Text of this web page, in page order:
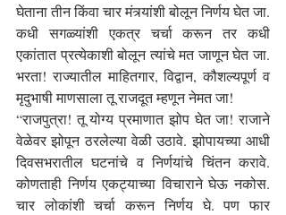
घेताना तीन किंवा चार मंत्र्यांशी बोलून निर्णय घेत जा.
कधी सगळ्यांशी एकत्र चर्चा करून तर कधी
एकांतात प्रत्येकाशी बोलून त्यांचे मत जाणून घेत जा.
भरता! राज्यातील माहितगार, विद्वान, कौशल्यपूर्ण व
मृदुभाषी माणसाला तू राजदूत म्हणून नेमत जा!
“राजपुत्रा! तू योग्य प्रमाणात झोप घेत जा! राजाने
वेळेवर झोपून ठरलेल्या वेळी उठावे. झोपायच्या आधी
दिवसभरातील घटनांचे व निर्णयांचे चिंतन करावे.
कोणताही निर्णय एकट्याच्या विचाराने घेऊ नकोस.
चार लोकांशी चर्चा करून निर्णय घे. पण फार